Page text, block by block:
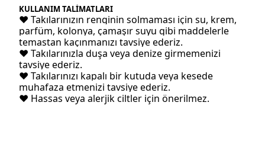
KULLANIM TALİMATLARI
♥ Takılarınızın renginin solmaması için su, krem,
parfüm, kolonya, çamaşır suyu gibi maddelerle
temastan kaçınmanızı tavsiye ederiz.
♥ Takılarınızla duşa veya denize girmemenizi
tavsiye ederiz.
♥ Takılarınızı kapalı bir kutuda veya kesede
muhafaza etmenizi tavsiye ederiz.
♥ Hassas veya alerjik ciltler için önerilmez.